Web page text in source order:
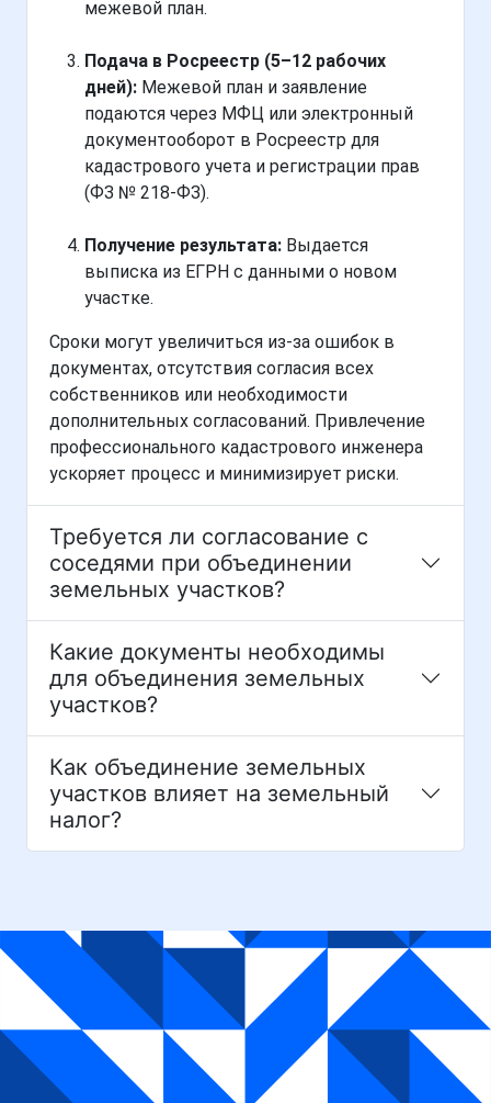
межевой план.
Подача в Росреестр (5–12 рабочих
дней): Межевой план и заявление
подаются через МФЦ или электронный
документооборот в Росреестр для
кадастрового учета и регистрации прав
(ФЗ № 218-ФЗ).
Получение результата: Выдается
выписка из ЕГРН с данными о новом
участке.
Сроки могут увеличиться из-за ошибок в
документах, отсутствия согласия всех
собственников или необходимости
дополнительных согласований. Привлечение
профессионального кадастрового инженера
ускоряет процесс и минимизирует риски.
Требуется ли согласование с
соседями при объединении
земельных участков?
Какие документы необходимы
для объединения земельных
участков?
Как объединение земельных
участков влияет на земельный
налог?